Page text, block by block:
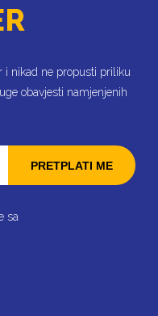
i nikad ne propusti priliku
obavjesti namjenjenih
PRETPLATI ME
sa